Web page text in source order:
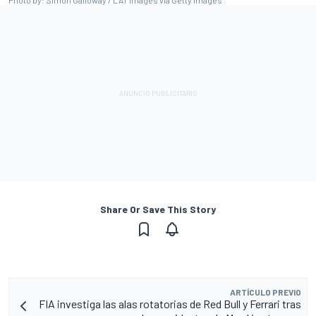
Share Or Save This Story
ARTÍCULO PREVIO
FIA investiga las alas rotatorias de Red Bull y Ferrari tras